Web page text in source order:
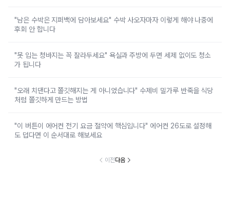
"남은 수박은 지퍼백에 담아보세요" 수박 사오자마자 이렇게 해야 나중에
후회 안 합니다
"못 입는 청바지는 꼭 잘라두세요" 욕실과 주방에 두면 세제 없이도 청소
가 됩니다
"오래 치댄다고 쫄깃해지는 게 아니었습니다" 수제비 밀가루 반죽을 식당
처럼 쫄깃하게 만드는 방법
"이 버튼이 에어컨 전기 요금 절약에 핵심입니다" 에어컨 26도로 설정해
도 덥다면 이 순서대로 해보세요
이전다음